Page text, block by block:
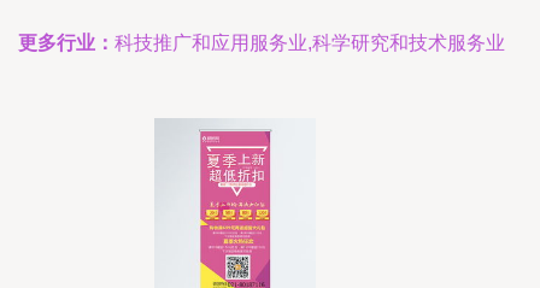
更多行业： 科技推广和应用服务业,科学研究和技术服务业